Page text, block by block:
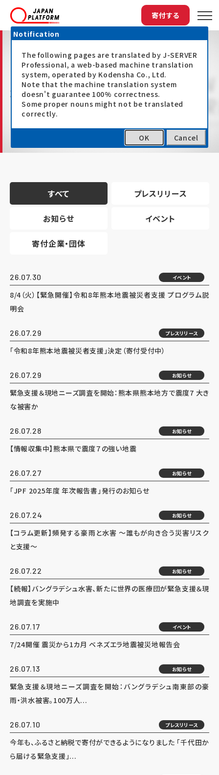
寄付する
最新情報
すべて プレスリリース
お知らせ イベント
寄付企業・団体
26.07.30 イベント
8/4（火）【緊急開催】令和8年熊本地震被災者支援 プログラム説
明会
26.07.29 プレスリリース
「令和8年熊本地震被災者支援」決定（寄付受付中）
26.07.29 お知らせ
緊急支援＆現地ニーズ調査を開始：熊本県熊本地方で震度7 大き
な被害か
26.07.28 お知らせ
【情報収集中】熊本県で震度７の強い地震
26.07.27 お知らせ
「JPF 2025年度 年次報告書」発行のお知らせ
26.07.24 お知らせ
【コラム更新】頻発する豪雨と水害 ～誰もが向き合う災害リスク
と支援～
26.07.22 お知らせ
【続報】バングラデシュ水害、新たに世界の医療団が緊急支援＆現
地調査を実施中
26.07.17 イベント
7/24開催 震災から1カ月 ベネズエラ地震被災地報告会
26.07.13 お知らせ
緊急支援＆現地ニーズ調査を開始：バングラデシュ南東部の豪
雨・洪水被害。100万人...
26.07.10 プレスリリース
今年も、ふるさと納税で寄付ができるようになりました 「千代田か
ら届ける緊急支援」...
Notification
The following pages are translated by J-SERVER
Professional, a web-based machine translation
system, operated by Kodensha Co., Ltd.
Note that the machine translation system
doesn't guarantee 100% correctness.
Some proper nouns might not be translated
correctly.
OK Cancel